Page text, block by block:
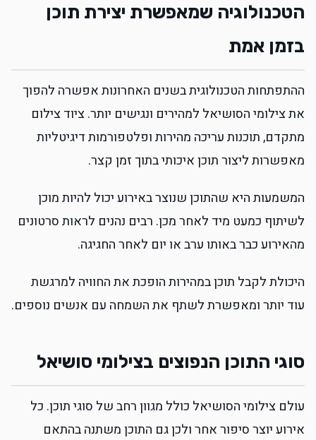
הטכנולוגיה שמאפשרת יצירת תוכן
בזמן אמת
ההתפתחות הטכנולוגית בשנים האחרונות אפשרה להפוך
את צילומי הסושיאל למהירים ונגישים יותר. ציוד צילום
מתקדם, תוכנות עריכה מהירות ופלטפורמות דיגיטליות
מאפשרות ליצור תוכן איכותי בתוך זמן קצר.
המשמעות היא שהתוכן שנוצר באירוע יכול להיות מוכן
לשיתוף כמעט מיד לאחר מכן. רבים נהנים לראות סרטונים
מהאירוע כבר באותו ערב או יום לאחר החגיגה.
היכולת לקבל תוכן במהירות הופכת את החוויה למרגשת
עוד יותר ומאפשרת לשתף את השמחה עם אנשים נוספים.
סוגי התוכן הנפוצים בצילומי סושיאל
עולם צילומי הסושיאל כולל מגוון רחב של סוגי תוכן. כל
אירוע יוצר סיפור אחר ולכן גם התוכן משתנה בהתאם